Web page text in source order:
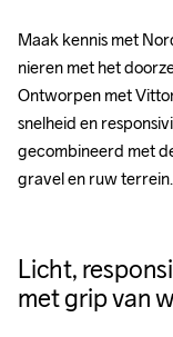
Maak kennis met
nieren met het
Ontworpen met
snelheid en
gecombineerd met
gravel en ruw terrein.
Licht,
met grip van